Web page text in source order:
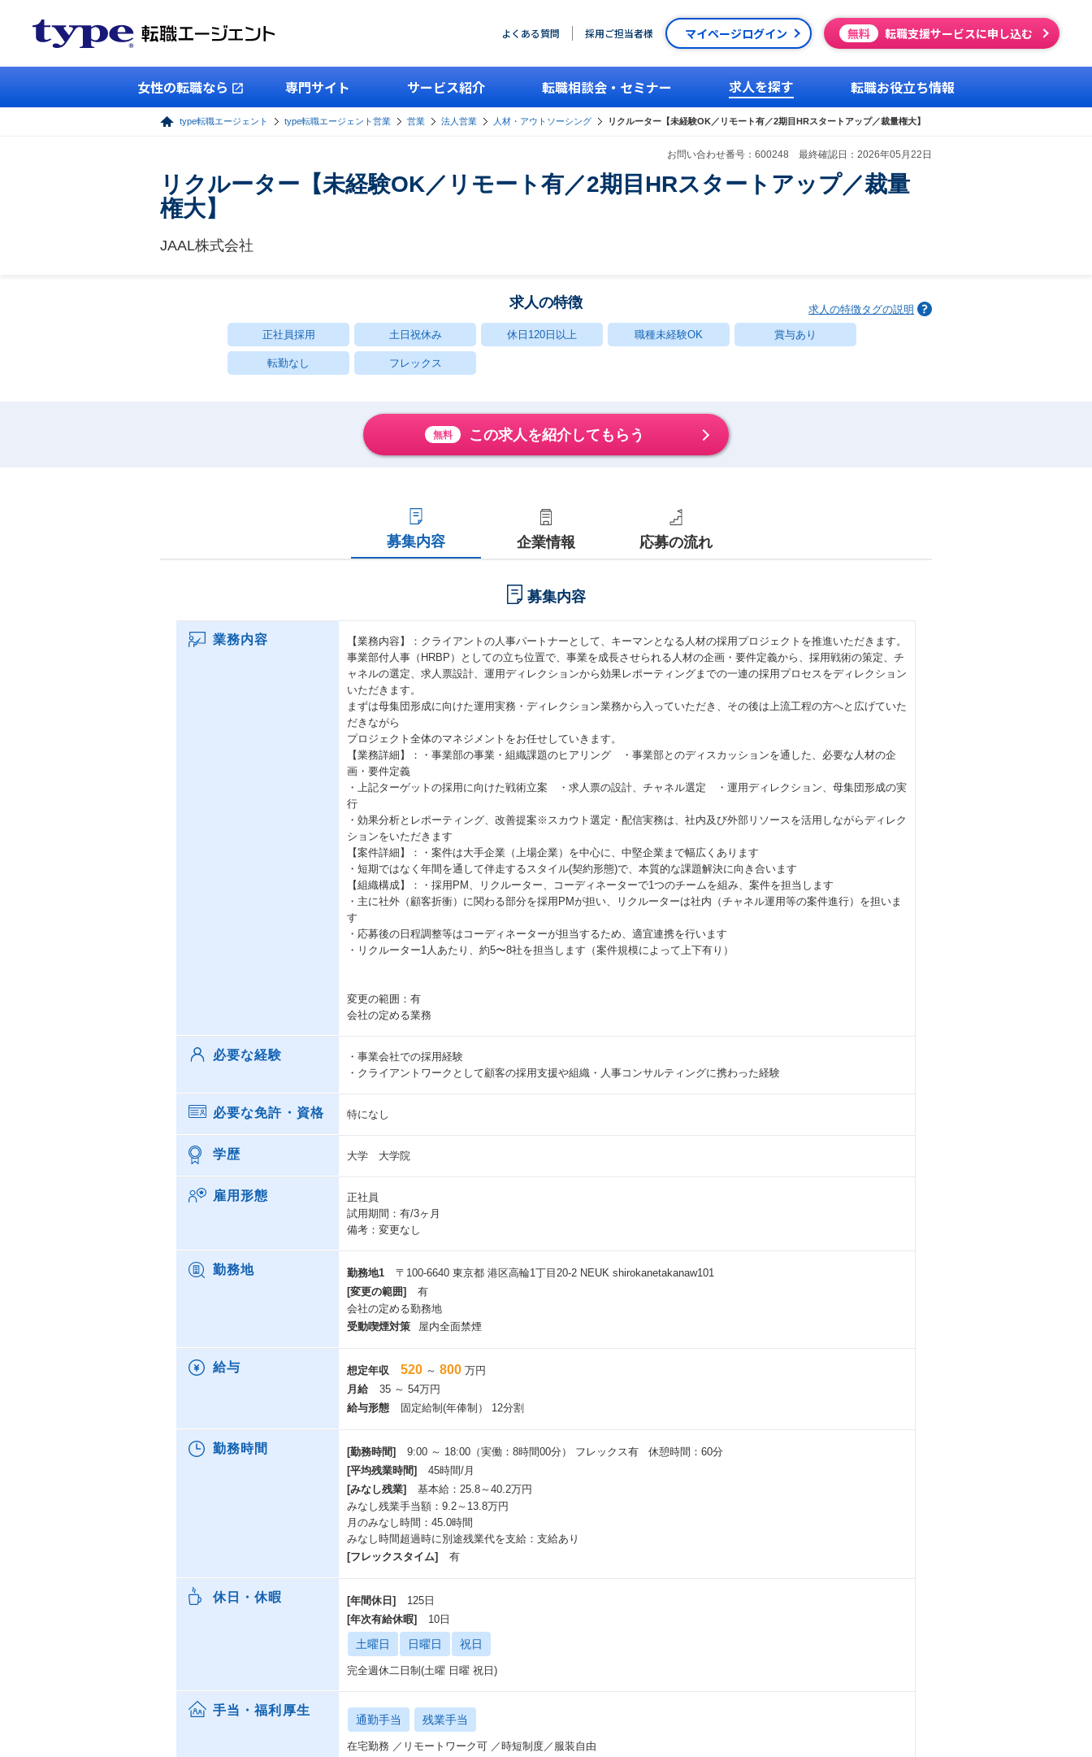
よくある質問 採用ご担当者様 マイページログイン 無料 転職支援サービスに申し込む
女性の転職なら 専門サイト サービス紹介 転職相談会・セミナー 求人を探す 転職お役立ち情報
type転職エージェント type転職エージェント営業 営業 法人営業 人材・アウトソーシング リクルーター【未経験OK／リモート有／2期目HRスタートアップ／裁量権大】
お問い合わせ番号：600248 最終確認日：2026年05月22日
リクルーター【未経験OK／リモート有／2期目HRスタートアップ／裁量
権大】
JAAL株式会社
求人の特徴 求人の特徴タグの説明
正社員採用 土日祝休み 休日120日以上 職種未経験OK 賞与あり
転勤なし フレックス
無料 この求人を紹介してもらう
募集内容 企業情報 応募の流れ
募集内容
業務内容
【業務内容】：クライアントの人事パートナーとして、キーマンとなる人材の採用プロジェクトを推進いただきます。
事業部付人事（HRBP）としての立ち位置で、事業を成長させられる人材の企画・要件定義から、採用戦術の策定、チ
ャネルの選定、求人票設計、運用ディレクションから効果レポーティングまでの一連の採用プロセスをディレクション
いただきます。
まずは母集団形成に向けた運用実務・ディレクション業務から入っていただき、その後は上流工程の方へと広げていた
だきながら
プロジェクト全体のマネジメントをお任せしていきます。
【業務詳細】：・事業部の事業・組織課題のヒアリング ・事業部とのディスカッションを通した、必要な人材の企
画・要件定義
・上記ターゲットの採用に向けた戦術立案 ・求人票の設計、チャネル選定 ・運用ディレクション、母集団形成の実
行
・効果分析とレポーティング、改善提案※スカウト選定・配信実務は、社内及び外部リソースを活用しながらディレク
ションをいただきます
【案件詳細】：・案件は大手企業（上場企業）を中心に、中堅企業まで幅広くあります
・短期ではなく年間を通して伴走するスタイル(契約形態)で、本質的な課題解決に向き合います
【組織構成】：・採用PM、リクルーター、コーディネーターで1つのチームを組み、案件を担当します
・主に社外（顧客折衝）に関わる部分を採用PMが担い、リクルーターは社内（チャネル運用等の案件進行）を担いま
す
・応募後の日程調整等はコーディネーターが担当するため、適宜連携を行います
・リクルーター1人あたり、約5〜8社を担当します（案件規模によって上下有り）
変更の範囲：有
会社の定める業務
必要な経験
・事業会社での採用経験
・クライアントワークとして顧客の採用支援や組織・人事コンサルティングに携わった経験
必要な免許・資格 特になし
学歴 大学 大学院
雇用形態
正社員
試用期間：有/3ヶ月
備考：変更なし
勤務地 勤務地1
〒100-6640 東京都 港区高輪1丁目20-2 NEUK shirokanetakanaw101
[変更の範囲]
有
会社の定める勤務地
受動喫煙対策
屋内全面禁煙
給与 想定年収 520 ～ 800 万円
月給
35 ～ 54万円
給与形態
固定給制(年俸制） 12分割
勤務時間 [勤務時間]
9:00 ～ 18:00（実働：8時間00分） フレックス有 休憩時間：60分
[平均残業時間]
45時間/月
[みなし残業]
基本給：25.8～40.2万円
みなし残業手当額：9.2～13.8万円
月のみなし時間：45.0時間
みなし時間超過時に別途残業代を支給：支給あり
[フレックスタイム]
有
休日・休暇 [年間休日]
125日
[年次有給休暇]
10日
土曜日 日曜日 祝日
完全週休二日制(土曜 日曜 祝日)
手当・福利厚生
通勤手当 残業手当
在宅勤務 ／リモートワーク可 ／時短制度／服装自由